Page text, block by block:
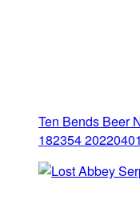
Ten Bends Beer
182354